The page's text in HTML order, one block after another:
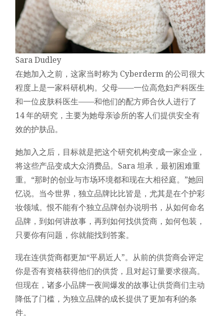
Sara Dudley
在她加入之前，这家当时称为 Cyberderm 的公司很大
程度上是一家科研机构。父母——一位高危妇产科医生
和一位皮肤科医生——和他们的配方师合伙人进行了
14 年的研究，主要为她母亲诊所的客人们提供安全有
效的护肤品。
她加入之后，目标就是把这个研究机构变成一家企业，
将这些产品变成大众消费品。Sara 坦承，最初困难重
重。“那时的创业与市场环境都和现在大相径庭。”她回
忆说。当今世界，独立品牌比比皆是，尤其是在个护彩
妆领域。恨不能有个独立品牌创办说明书，从如何命名
品牌，到如何讲故事，再到如何找供货商，如何包装，
只要你有问题，你就能找到答案。
现在连供货商都更加“平易近人”。从前的供货商会评定
你是否有资格获得他们的供货，且对起订量要求很高。
但现在，诸多小品牌一夜间爆发的故事让供货商们主动
降低了门槛，为独立品牌的成长提供了更加有利的条
件。